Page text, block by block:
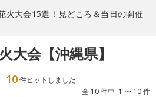
火大会15選！見どころ＆当日の開催
大会【沖縄県】
10件ヒットしました
全 10 件中 1 〜 10 件